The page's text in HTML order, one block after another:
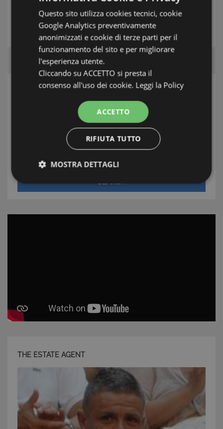
THE ESTATE AGENT
SEARCH
THE ESTATE AGENT
Questo sito utilizza cookies tecnici, cookie
Google Analytics preventivamente
anonimizzati e cookie di terze parti per il
funzionamento del sito e per migliorare
l'esperienza utente.
Cliccando su ACCETTO si presta il
consenso all'uso dei cookie. Leggi la Policy
ACCETTO
RIFIUTA TUTTO
MOSTRA DETTAGLI
Strettamente necessari e Statistiche
cookie strettamente necessari.
Nome
Provider/Dominio
Scadenza